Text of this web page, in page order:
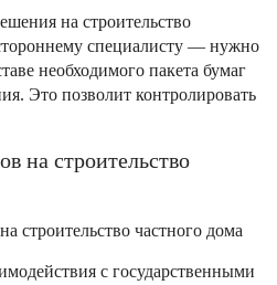
на строительство
специалисту — нужно
необходимого пакета бумаг
Это позволит контролировать
на строительство
с государственными